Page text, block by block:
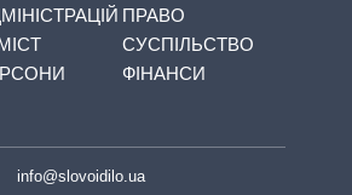
ПРАВО
СУСПІЛЬСТВО
ФІНАНСИ
info@slovoidilo.ua